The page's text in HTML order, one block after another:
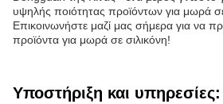
υψηλής ποιότητας προϊόντων για μωρά σε
Επικοινωνήστε μαζί μας σήμερα για να
προϊόντα για μωρά σε σιλικόνη!
Υποστήριξη και υπηρεσίες: